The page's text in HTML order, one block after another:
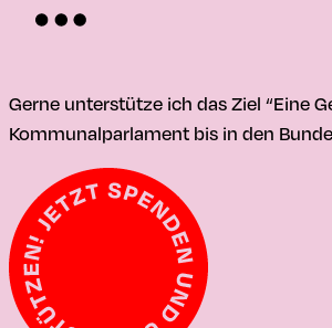
Gerne unterstütze ich das Ziel “Eine
Kommunalparlament bis in den